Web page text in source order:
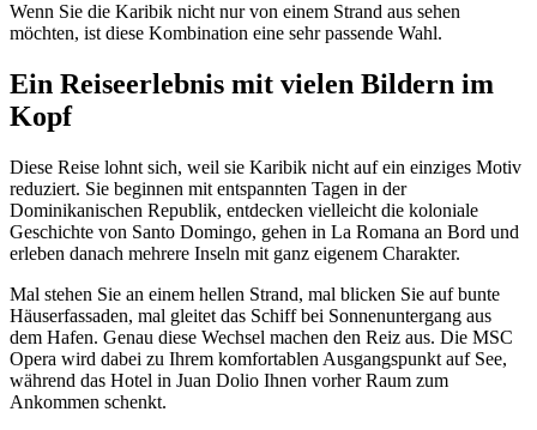
Wenn Sie die Karibik nicht nur von einem Strand aus sehen
möchten, ist diese Kombination eine sehr passende Wahl.
Ein Reiseerlebnis mit vielen Bildern im
Kopf
Diese Reise lohnt sich, weil sie Karibik nicht auf ein einziges Motiv
reduziert. Sie beginnen mit entspannten Tagen in der
Dominikanischen Republik, entdecken vielleicht die koloniale
Geschichte von Santo Domingo, gehen in La Romana an Bord und
erleben danach mehrere Inseln mit ganz eigenem Charakter.
Mal stehen Sie an einem hellen Strand, mal blicken Sie auf bunte
Häuserfassaden, mal gleitet das Schiff bei Sonnenuntergang aus
dem Hafen. Genau diese Wechsel machen den Reiz aus. Die MSC
Opera wird dabei zu Ihrem komfortablen Ausgangspunkt auf See,
während das Hotel in Juan Dolio Ihnen vorher Raum zum
Ankommen schenkt.